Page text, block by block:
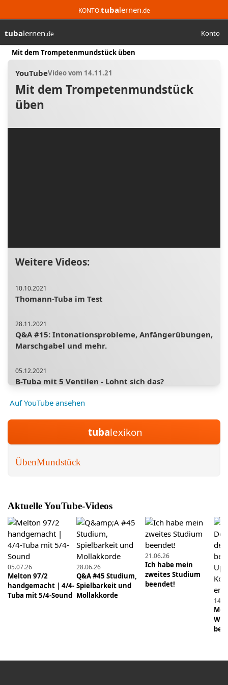
KONTO.tubalernen.de
tubalernen.de Suchen
Konto
Start
Mit dem Trompetenmundstück üben
YouTubeVideo vom 14.11.21
Mit dem Trompetenmundstück
üben
Weitere Videos:
10.10.2021
Thomann-Tuba im Test
28.11.2021
Q&A #15: Intonationsprobleme, Anfängerübungen,
Marschgabel und mehr.
05.12.2021
B-Tuba mit 5 Ventilen - Lohnt sich das?
30.08.2020
Was du zum Mundstückspielen wissen musst.
Interview (1/3)
Tiefer atmen: Wie du den Atemreflex nutzen
kannst
29.11.2020
Meine 5 Gründe: Warum ist die Tuba das coolste
Instrument?
15.03.2020
Q&A #8: Wie stimme ich die Tuba richtig?
Auf YouTube ansehen
tubalexikon
ÜbenMundstück
Aktuelle YouTube-Videos
05.07.26
Melton 97/2
handgemacht | 4/4-
Tuba mit 5/4-Sound
28.06.26
Q&A #45 Studium,
Spielbarkeit und
Mollakkorde
21.06.26
Ich habe mein
zweites Studium
beendet!